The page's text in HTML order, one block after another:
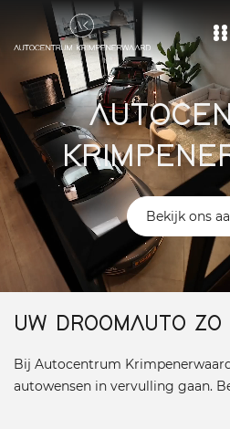
Home
Over
Bekijk ons
UW DROOMAUTO ZO
Bij Autocentrum
autowensen in vervulling gaan.